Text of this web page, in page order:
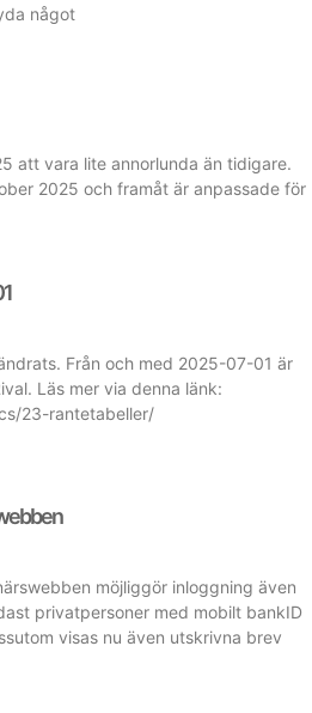
något
att vara lite annorlunda än tidigare.
2025 och framåt är anpassade för
Från och med 2025-07-01 är
Läs mer via denna länk:
23-rantetabeller/
möjliggör inloggning även
privatpersoner med mobilt bankID
visas nu även utskrivna brev